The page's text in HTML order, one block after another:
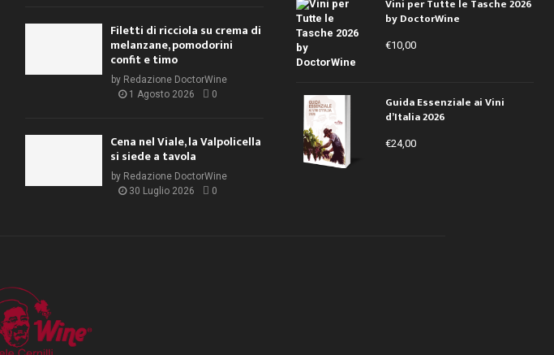
Filetti di ricciola su crema di
melanzane, pomodorini
confit e timo
by Redazione DoctorWine
1 Agosto 2026
0
Cena nel Viale, la Valpolicella
si siede a tavola
by Redazione DoctorWine
30 Luglio 2026
0
Vini per Tutte le Tasche 2026
by DoctorWine
€10,00
Guida Essenziale ai Vini
d’Italia 2026
€24,00